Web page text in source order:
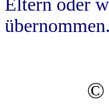
Eltern oder
übernommen.
©